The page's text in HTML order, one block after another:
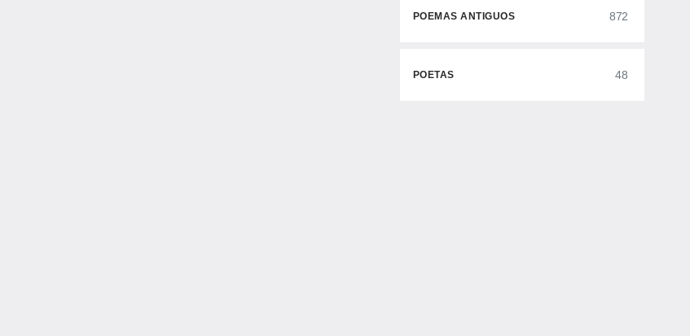
POEMAS ANTIGUOS 872
POETAS 48